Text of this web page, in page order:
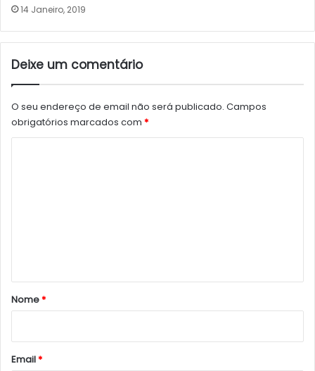
14 Janeiro, 2019
Deixe um comentário
O seu endereço de email não será publicado. Campos
obrigatórios marcados com *
r
*
Nome*
Email*